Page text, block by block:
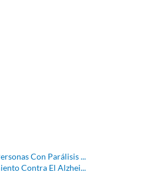
Con Parálisis ...
Contra El Alzhei...